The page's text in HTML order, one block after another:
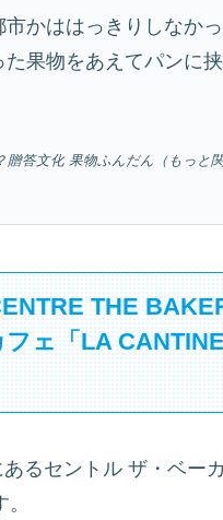
かははっきりしなか
果物をあえてパンに
答文化 果物ふんだん（もっと
THE
ェ「LA
るセントル ザ・ベー